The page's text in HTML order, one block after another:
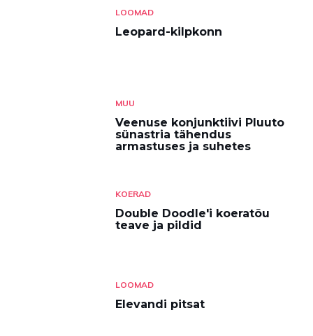
LOOMAD
Leopard-kilpkonn
MUU
Veenuse konjunktiivi Pluuto
sünastria tähendus
armastuses ja suhetes
KOERAD
Double Doodle'i koeratõu
teave ja pildid
LOOMAD
Elevandi pitsat